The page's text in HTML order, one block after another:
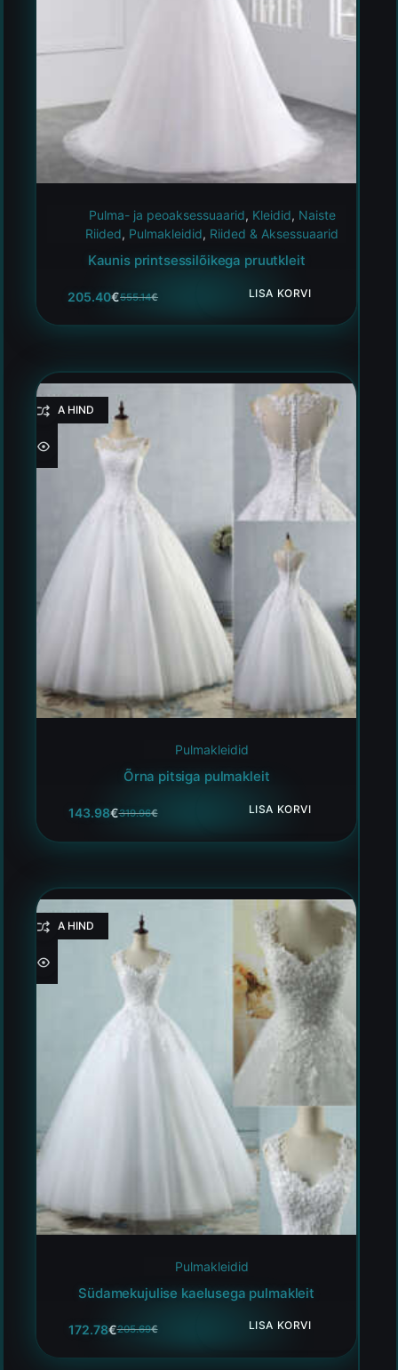
Pulma- ja peoaksessuaarid, Kleidid, Naiste
Riided, Pulmakleidid, Riided & Aksessuaarid
Kaunis printsessilõikega pruutkleit
555.14€
205.40€ LISA KORVI
HEA HIND
Pulmakleidid
Õrna pitsiga pulmakleit
319.96€
143.98€ LISA KORVI
HEA HIND
Pulmakleidid
Südamekujulise kaelusega pulmakleit
205.69€
172.78€ LISA KORVI